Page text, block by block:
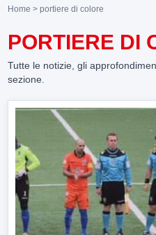
Home > portiere di colore
PORTIERE DI
Tutte le notizie, gli
sezione.